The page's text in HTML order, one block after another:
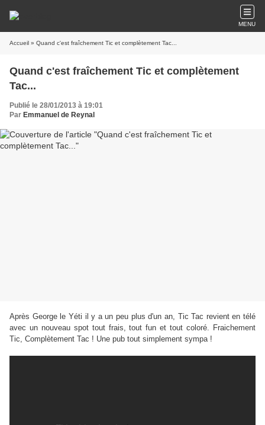
MENU
Accueil » Quand c'est fraîchement Tic et complètement Tac...
Quand c'est fraîchement Tic et complètement
Tac...
Publié le 28/01/2013 à 19:01
Par Emmanuel de Reynal
Après George le Yéti il y a un peu plus d'un an, Tic Tac revient en télé
avec un nouveau spot tout frais, tout fun et tout coloré. Fraichement
Tic, Complètement Tac ! Une pub tout simplement sympa !